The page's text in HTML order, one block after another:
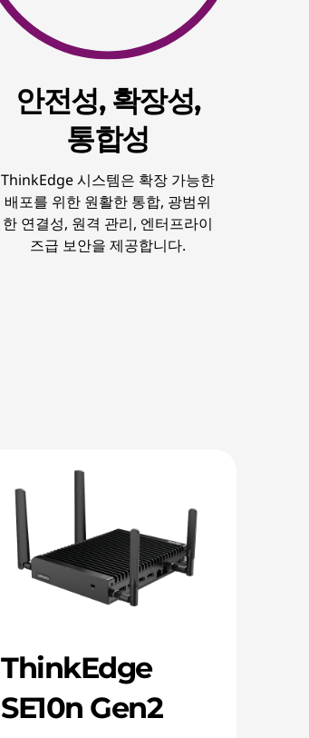
안전성, 확장성,
통합성
ThinkEdge 시스템은 확장 가능한
배포를 위한 원활한 통합, 광범위
한 연결성, 원격 관리, 엔터프라이
즈급 보안을 제공합니다.
ThinkEdge
SE10n Gen2